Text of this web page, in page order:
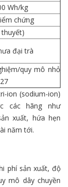
Wh/kg
chứng
thuyết)
đại trà
quy mô nhỏ
ion (sodium-ion)
các hãng như
xuất, hứa hẹn
năm tới.
phí sản xuất, độ
mô dây chuyền